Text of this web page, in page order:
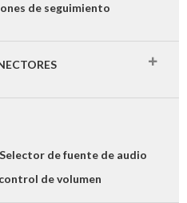
de seguimiento
de fuente de audio
de volumen